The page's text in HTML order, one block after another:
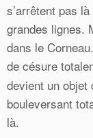
s’arrêtent pas
grandes lignes.
dans le
de césure
devient un objet
bouleversant
là.